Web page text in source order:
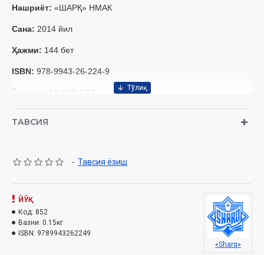
Нашриёт: «ШАРҚ» НМАК
Сана: 2014 йил
Ҳажми: 144 бет
ISBN: 978-9943-26-224-9
Ўлчами: 84х108 1/32
асосида тайёрланган.
мумкин:
“Ғазаб” сўзининг маъноси
Қаҳр ва ғазабнинг намоён бўлиши
ТАВСИЯ
- Тавсия ёзиш
ЙЎҚ
Код: 852
Вазни: 0.15кг
ISBN: 9789943262249
«Sharq»